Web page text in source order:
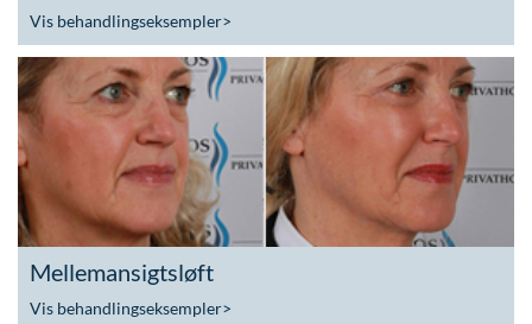
Vis behandlingseksempler>
Mellemansigtsløft
Vis behandlingseksempler>